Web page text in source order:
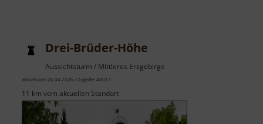
Drei-Brüder-Höhe
Aussichtsturm / Mittleres Erzgebirge
aktuell vom 26.04.2026 / Zugriffe: 40017
11 km vom aktuellen Standort